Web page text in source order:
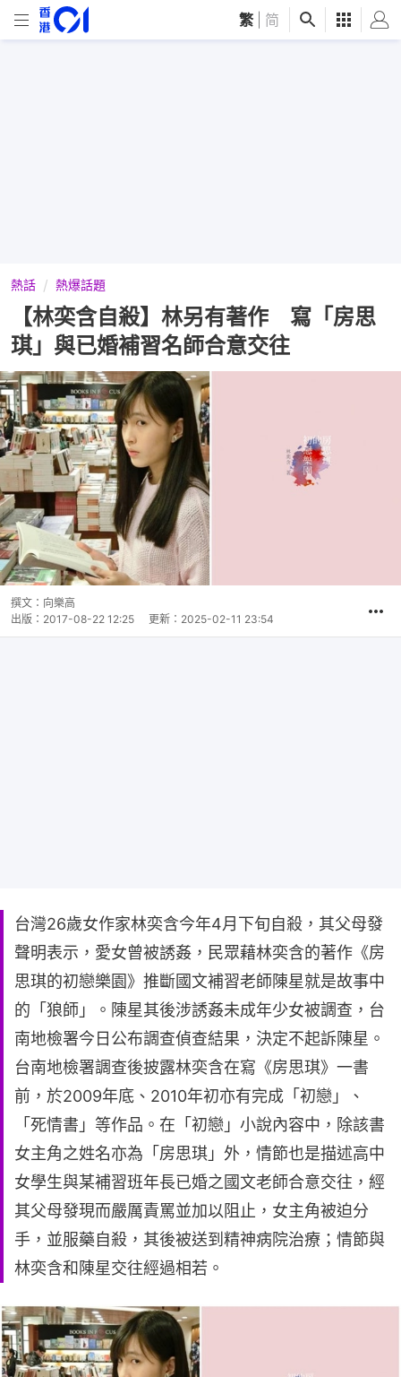
繁 简
熱話 熱爆話題
【林奕含自殺】林另有著作 寫「房思
琪」與已婚補習名師合意交往
撰文： 向樂高
出版： 2017-08-22 12:25 更新： 2025-02-11 23:54
台灣26歲女作家林奕含今年4月下旬自殺，其父母發
聲明表示，愛女曾被誘姦，民眾藉林奕含的著作《房
思琪的初戀樂園》推斷國文補習老師陳星就是故事中
的「狼師」。陳星其後涉誘姦未成年少女被調查，台
南地檢署今日公布調查偵查結果，決定不起訴陳星。
台南地檢署調查後披露林奕含在寫《房思琪》一書
前，於2009年底、2010年初亦有完成「初戀」、
「死情書」等作品。在「初戀」小說內容中，除該書
女主角之姓名亦為「房思琪」外，情節也是描述高中
女學生與某補習班年長已婚之國文老師合意交往，經
其父母發現而嚴厲責罵並加以阻止，女主角被迫分
手，並服藥自殺，其後被送到精神病院治療；情節與
林奕含和陳星交往經過相若。